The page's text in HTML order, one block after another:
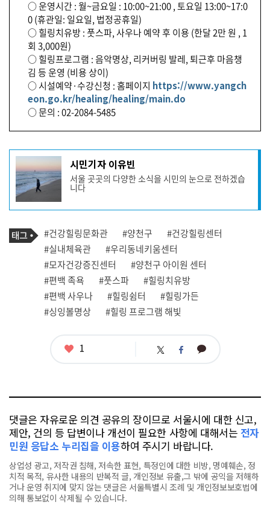
○ 운영시간 : 월~금요일 : 10:00~21:00 , 토요일 13:00~17:0
0 (휴관일: 일요일, 법정공휴일)
○ 힐링치유방 : 풋스파, 사우나 예약 후 이용 (한달 2만 원 , 1
회 3,000원)
○ 힐링프로그램 : 음악명상, 리커버링 발레, 퇴근후 마음챙
김 등 운영 (비용 상이)
○ 시설예약·수강신청 : 홈페이지 https://www.yangch
eon.go.kr/healing/healing/main.do
○ 문의 : 02-2084-5485
기
사
작
성
자
프
필
시민기자 이유빈
서울 곳곳의 다양한 소식을 시민의 눈으로 전하겠습
니다
기
사
관
련
태
그
태
그
#건강힐링문화관 #양천구
#건강힐링센터
#실내체육관
#우리동네키움센터
#모자건강증진센터
#양천구 아이원 센터
#편백 족욕
#풋스파
#힐링치유방
#편백 사우나
#힐링쉼터
#힐링가든
#싱잉볼명상
#힐링 프로그램 해빛
좋
1 트 페 카
댓글은 자유로운 의견 공유의 장이므로 서울시에 대한 신고,
제안, 건의 등 답변이나 개선이 필요한 사항에 대해서는 전자
민원 응답소 누리집을 이용하여 주시기 바랍니다.
상업성 광고, 저작권 침해, 저속한 표현, 특정인에 대한 비방, 명예훼손, 정
치적 목적, 유사한 내용의 반복적 글, 개인정보 유출,그 밖에 공익을 저해하
거나 운영 취지에 맞지 않는 댓글은 서울특별시 조례 및 개인정보보호법에
의해 통보없이 삭제될 수 있습니다.